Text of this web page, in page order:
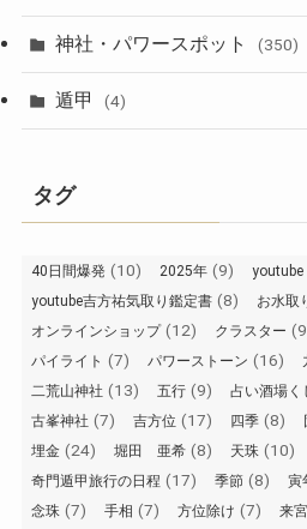
神社・パワースポット (350)
遁甲 (4)
タグ
40日間爆発 (10) 2025年 (9) youtube
youtube吉方祐気取り鑑定書 (8) お水取
オンラインショップ(12) クラスター
パイライト (7) パワーストーン (16)
二荒山神社 (13) 五行 (9) 占い酒場く
古峯神社 (7) 吉方位 (17) 四季 (8)
埋金 (24) 堀田 亜希 (8) 天珠 (10)
奇門遁甲旅行の日程 (17) 季節 (8) 寅
念珠 (7) 手相 (7) 方位除け (7) 来